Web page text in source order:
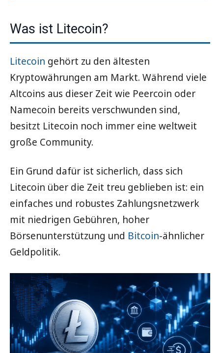
Was ist Litecoin?
Litecoin gehört zu den ältesten
Kryptowährungen am Markt. Während viele
Altcoins aus dieser Zeit wie Peercoin oder
Namecoin bereits verschwunden sind,
besitzt Litecoin noch immer eine weltweit
große Community.
Ein Grund dafür ist sicherlich, dass sich
Litecoin über die Zeit treu geblieben ist: ein
einfaches und robustes Zahlungsnetzwerk
mit niedrigen Gebühren, hoher
Börsenunterstützung und Bitcoin-ähnlicher
Geldpolitik.